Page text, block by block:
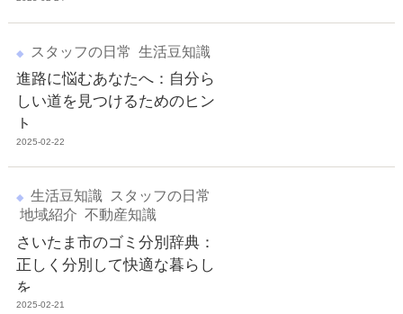
スタッフの日常 生活豆知識
進路に悩むあなたへ：自分ら
しい道を見つけるためのヒン
ト
2025-02-22
生活豆知識 スタッフの日常
地域紹介 不動産知識
さいたま市のゴミ分別辞典：
正しく分別して快適な暮らし
を
2025-02-21